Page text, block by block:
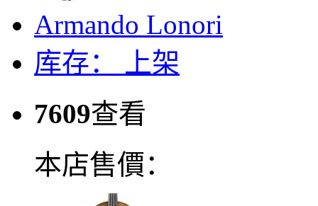
Armando Lonori
库存：
上架
7609查看
本店售價：